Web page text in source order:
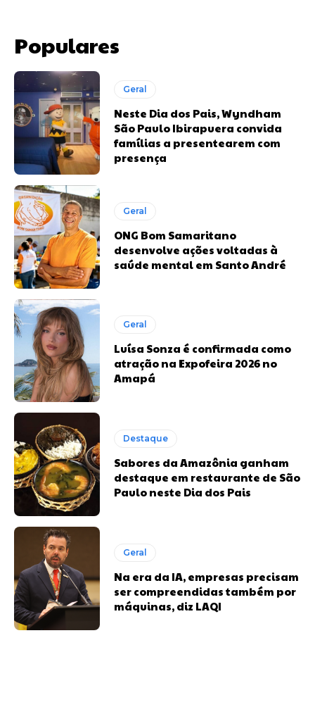
Populares
Geral
Neste Dia dos Pais, Wyndham
São Paulo Ibirapuera convida
famílias a presentearem com
presença
Geral
ONG Bom Samaritano
desenvolve ações voltadas à
saúde mental em Santo André
Geral
Luísa Sonza é confirmada como
atração na Expofeira 2026 no
Amapá
Destaque
Sabores da Amazônia ganham
destaque em restaurante de São
Paulo neste Dia dos Pais
Geral
Na era da IA, empresas precisam
ser compreendidas também por
máquinas, diz LAQI